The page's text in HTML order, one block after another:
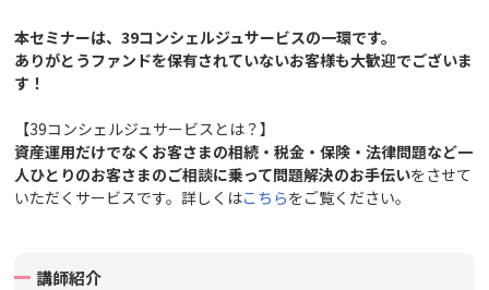
本セミナーは、39コンシェルジュサービスの一環です。
ありがとうファンドを保有されていないお客様も大歓迎でございま
す！
【39コンシェルジュサービスとは？】
資産運用だけでなくお客さまの相続・税金・保険・法律問題など一
人ひとりのお客さまのご相談に乗って問題解決のお手伝いをさせて
いただくサービスです。詳しくはこちらをご覧ください。
講師紹介